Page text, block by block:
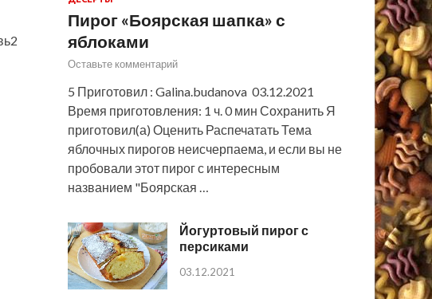
Пирог «Боярская шапка» с
яблоками
Оставьте комментарий
5 Приготовил : Galina.budanova 03.12.2021
Время приготовления: 1 ч. 0 мин Сохранить Я
приготовил(а) Оценить Распечатать Тема
яблочных пирогов неисчерпаема, и если вы не
пробовали этот пирог с интересным
названием "Боярская …
Йогуртовый пирог с
персиками
03.12.2021